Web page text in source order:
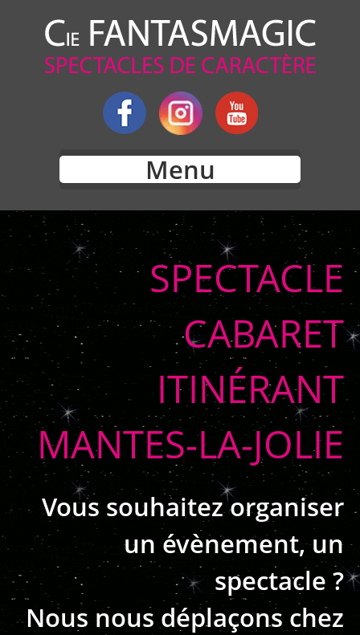
Menu
SPECTACLE
CABARET
ITINÉRANT
MANTES-LA-JOLIE
Vous souhaitez organiser
un évènement, un
spectacle ?
Nous nous déplaçons chez